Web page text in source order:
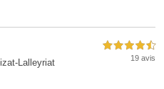
Lalleyriat
4,5 étoiles sur 5
19 avis